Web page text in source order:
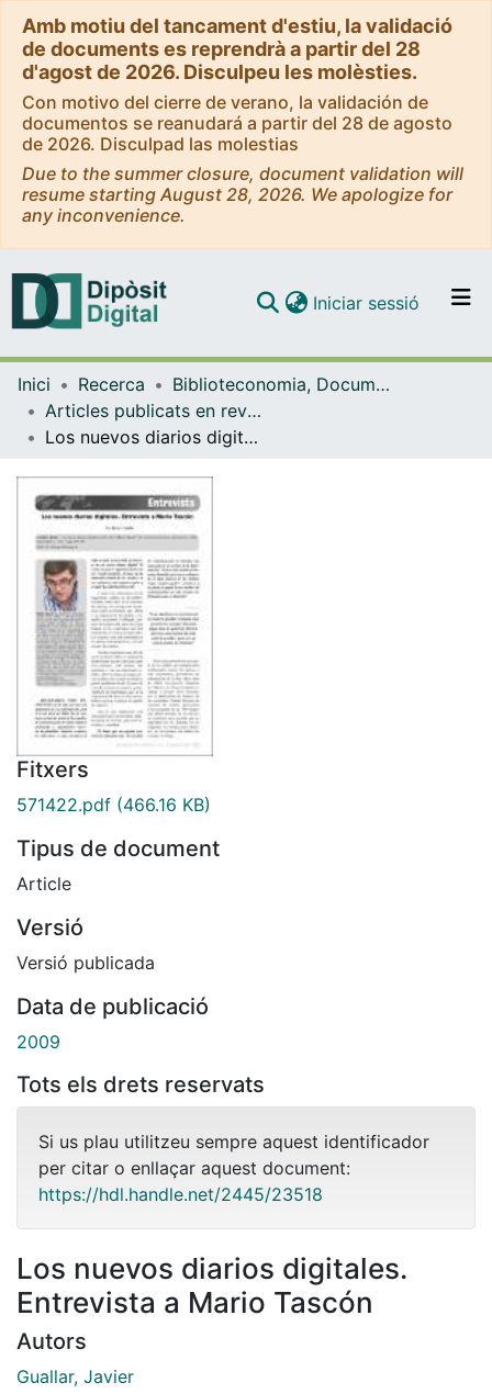
Amb motiu del tancament d'estiu, la validació
de documents es reprendrà a partir del 28
d'agost de 2026. Disculpeu les molèsties.
Con motivo del cierre de verano, la validación de
documentos se reanudará a partir del 28 de agosto
de 2026. Disculpad las molestias
Due to the summer closure, document validation will
resume starting August 28, 2026. We apologize for
any inconvenience.
Navega per tot el DD
Com publicar
Iniciar sessió (current)
Inici Recerca
Biblioteconomia, Documentació i Comunicació Audiovisual
Articles publicats en revistes (Biblioteconomia, Documentació i Comunicació Audiovisual)
Los nuevos diarios digitales. Entrevista a Mario Tascón
Fitxers
571422.pdf (466.16 KB)
Tipus de document
Article
Versió
Versió publicada
Data de publicació
2009
Tots els drets reservats
Si us plau utilitzeu sempre aquest identificador
per citar o enllaçar aquest document:
https://hdl.handle.net/2445/23518
Los nuevos diarios digitales.
Entrevista a Mario Tascón
Autors
Guallar, Javier